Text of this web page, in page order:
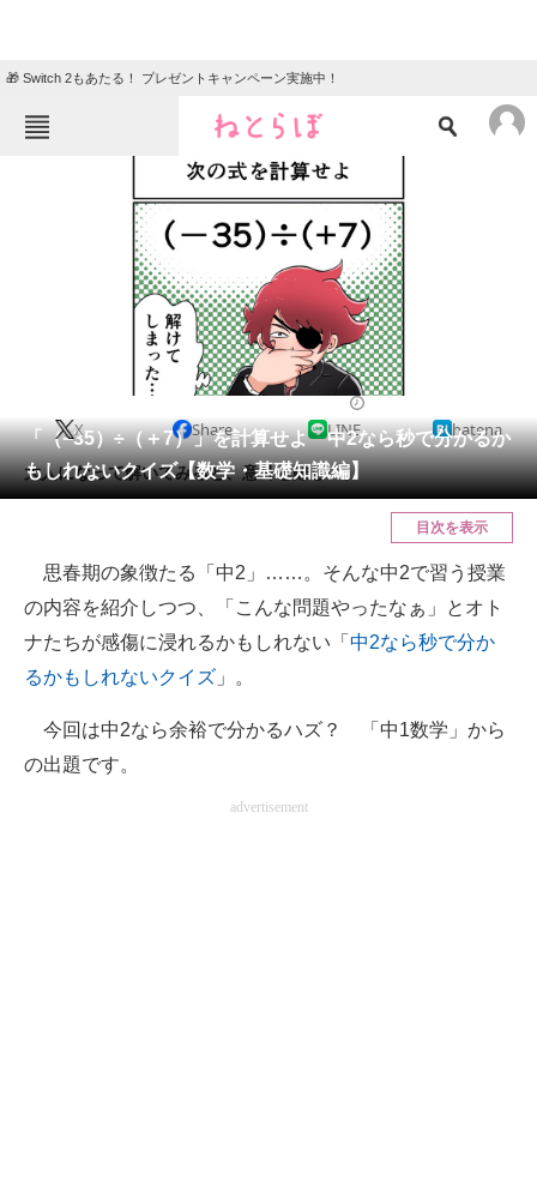
🎁 Switch 2もあたる！ プレゼントキャンペーン実施中！
ニュース
クイズ
教育・育児
リサーチ
会員記事
メディア
ITの今と未来を見通す
スマホと通信の最新トレンド
進化するPCとデバイスの未来
好きが集まる 比べて選べる
「（−35）÷（＋7）」を計算せよ 中2なら秒で分かるか
もしれないクイズ【数学・基礎知識編】
X Share LINE hatena
大人になって解いてみると、意外と難しい。
目次を表示
思春期の象徴たる「中2」……。そんな中2で習う授業
の内容を紹介しつつ、「こんな問題やったなぁ」とオト
ナたちが感傷に浸れるかもしれない「 中2なら秒で分か
るかもしれないクイズ 」。
今回は中2なら余裕で分かるハズ？ 「中1数学」から
の出題です。
advertisement